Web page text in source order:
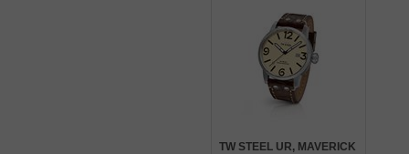
TW STEEL UR, MAVERICK